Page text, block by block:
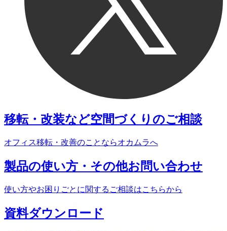
移転・改装など空間づくりのご相談
オフィス移転・改善のことならオカムラへ
製品の使い方・ その他お問い合わせ
使い方やお困りごとに関する ご相談はこちらから
資料ダウンロード